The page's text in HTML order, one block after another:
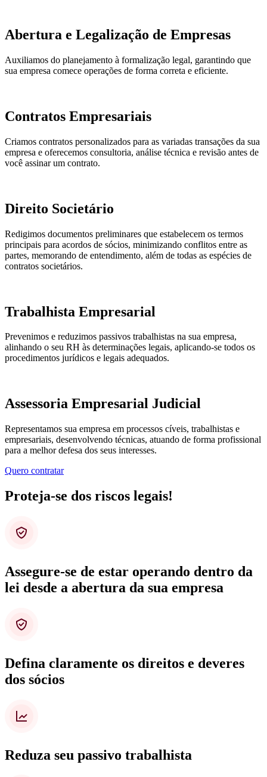
Abertura e Legalização de Empresas
Auxiliamos do planejamento à formalização legal, garantindo que
sua empresa comece operações de forma correta e eficiente.
Contratos Empresariais
Criamos contratos personalizados para as variadas transações da sua
empresa e oferecemos consultoria, análise técnica e revisão antes de
você assinar um contrato.
Direito Societário
Redigimos documentos preliminares que estabelecem os termos
principais para acordos de sócios, minimizando conflitos entre as
partes, memorando de entendimento, além de todas as espécies de
contratos societários.
Trabalhista Empresarial
Prevenimos e reduzimos passivos trabalhistas na sua empresa,
alinhando o seu RH às determinações legais, aplicando-se todos os
procedimentos jurídicos e legais adequados.
Assessoria Empresarial Judicial
Representamos sua empresa em processos cíveis, trabalhistas e
empresariais, desenvolvendo técnicas, atuando de forma profissional
para a melhor defesa dos seus interesses.
Quero contratar
Proteja-se dos riscos legais!
Assegure-se de estar operando dentro da
lei desde a abertura da sua empresa
Defina claramente os direitos e deveres
dos sócios
Reduza seu passivo trabalhista